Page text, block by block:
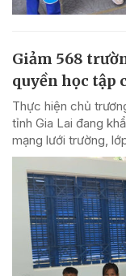
Giảm 568
quyền học tập
Thực hiện chủ
tỉnh Gia Lai đang
mạng lưới trường,